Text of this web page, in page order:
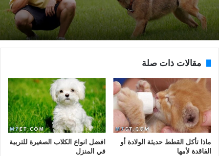
مقالات ذات صلة
ماذا تأكل القطط حديثة الولادة أو
الفاقدة لأمها
افضل انواع الكلاب الصغيرة للتربية
في المنزل